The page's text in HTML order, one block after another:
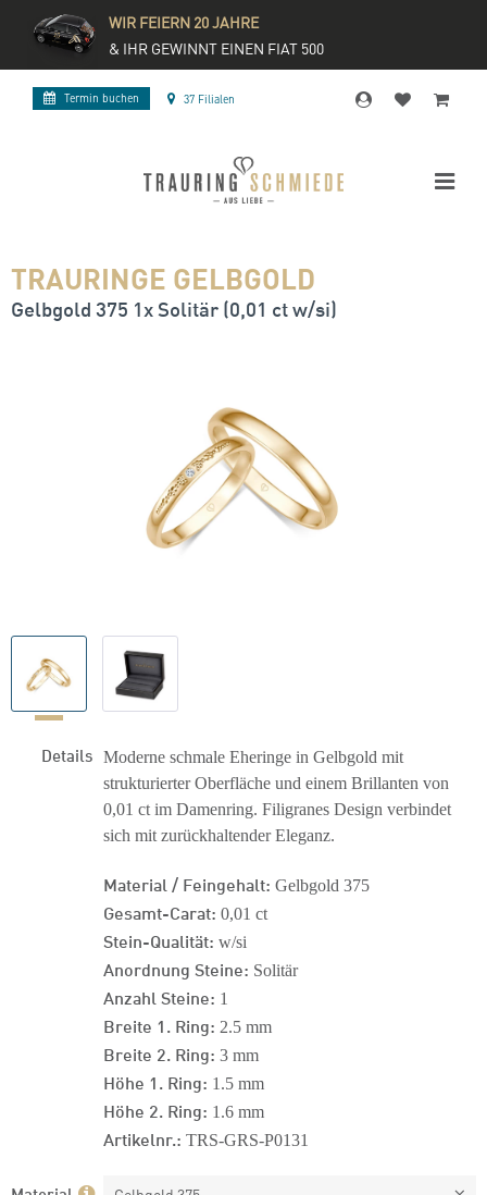
WIR FEIERN 20 JAHRE
& IHR GEWINNT EINEN FIAT 500
Termin buchen 37 Filialen
TRAURINGE GELBGOLD
Gelbgold 375 1x Solitär (0,01 ct w/si)
Details Moderne schmale Eheringe in Gelbgold mit
strukturierter Oberfläche und einem Brillanten von
0,01 ct im Damenring. Filigranes Design verbindet
sich mit zurückhaltender Eleganz.
Material / Feingehalt: Gelbgold 375
Gesamt-Carat: 0,01 ct
Stein-Qualität: w/si
Anordnung Steine: Solitär
Anzahl Steine: 1
Breite 1. Ring: 2.5 mm
Breite 2. Ring: 3 mm
Höhe 1. Ring: 1.5 mm
Höhe 2. Ring: 1.6 mm
Artikelnr.: TRS-GRS-P0131